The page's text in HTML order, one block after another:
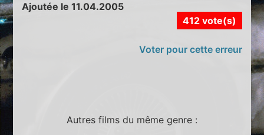
Ajoutée le 11.04.2005
412 vote(s)
Voter pour cette erreur
Autres films du même genre :